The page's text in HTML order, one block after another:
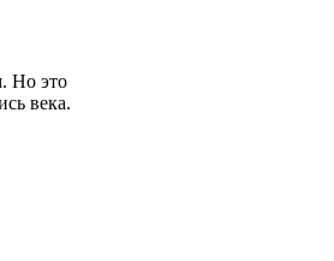
Но это
века.